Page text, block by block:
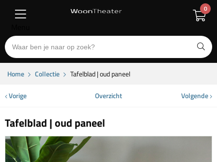
0
Home Collectie Tafelblad | oud paneel
Vorige Overzicht Volgende
Tafelblad | oud paneel